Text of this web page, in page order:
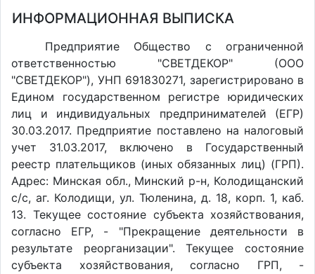
ИНФОРМАЦИОННАЯ ВЫПИСКА
Предприятие Общество с ограниченной
ответственностью "СВЕТДЕКОР" (ООО
"СВЕТДЕКОР"), УНП 691830271, зарегистрировано в
Едином государственном регистре юридических
лиц и индивидуальных предпринимателей (ЕГР)
30.03.2017. Предприятие поставлено на налоговый
учет 31.03.2017, включено в Государственный
реестр плательщиков (иных обязанных лиц) (ГРП).
Адрес: Минская обл., Минский р-н, Колодищанский
с/с, аг. Колодищи, ул. Тюленина, д. 18, корп. 1, каб.
13. Текущее состояние субъекта хозяйствования,
согласно ЕГР, - "Прекращение деятельности в
результате реорганизации". Текущее состояние
субъекта хозяйствования, согласно ГРП, -